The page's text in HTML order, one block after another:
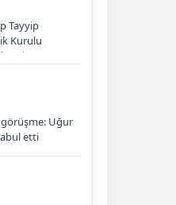
Tayyip
Kurulu
etti.
Uğur
etti